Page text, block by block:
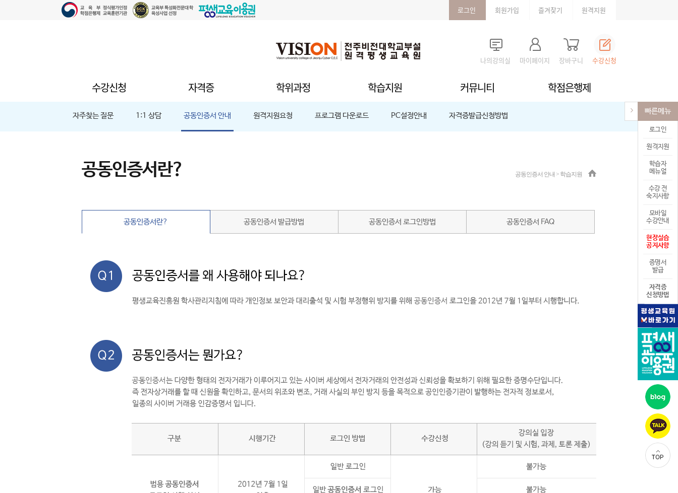
로그인 회원가입 즐겨찾기 원격지원
나의강의실 마이페이지 장바구니 수강신청
수강신청 자격증 학위과정 학습지원 커뮤니티 학점은행제
빠른메뉴
로그인
원격지원
학습자
메뉴얼
수강 전
숙지사항
모바일
수강안내
현장실습
공지사항
증명서
발급
자격증
신청방법
자주찾는 질문 1:1 상담 공동인증서 안내 원격지원요청 프로그램 다운로드 PC설정안내 자격증발급신청방법
공동인증서란? 공동인증서 안내 > 학습지원
공동인증서란? 공동인증서 발급방법 공동인증서 로그인방법 공동인증서 FAQ